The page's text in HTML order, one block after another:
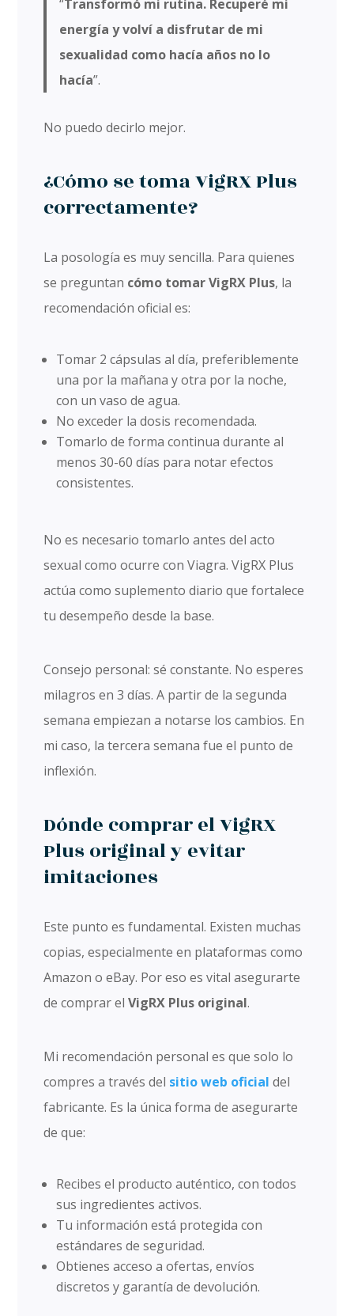
“Transformó mi rutina. Recuperé mi
energía y volví a disfrutar de mi
sexualidad como hacía años no lo
hacía”.
No puedo decirlo mejor.
¿Cómo se toma VigRX Plus
correctamente?
La posología es muy sencilla. Para quienes
se preguntan cómo tomar VigRX Plus, la
recomendación oficial es:
Tomar 2 cápsulas al día, preferiblemente
una por la mañana y otra por la noche,
con un vaso de agua.
No exceder la dosis recomendada.
Tomarlo de forma continua durante al
menos 30-60 días para notar efectos
consistentes.
No es necesario tomarlo antes del acto
sexual como ocurre con Viagra. VigRX Plus
actúa como suplemento diario que fortalece
tu desempeño desde la base.
Consejo personal: sé constante. No esperes
milagros en 3 días. A partir de la segunda
semana empiezan a notarse los cambios. En
mi caso, la tercera semana fue el punto de
inflexión.
Dónde comprar el VigRX
Plus original y evitar
imitaciones
Este punto es fundamental. Existen muchas
copias, especialmente en plataformas como
Amazon o eBay. Por eso es vital asegurarte
de comprar el VigRX Plus original.
Mi recomendación personal es que solo lo
compres a través del sitio web oficial del
fabricante. Es la única forma de asegurarte
de que:
Recibes el producto auténtico, con todos
sus ingredientes activos.
Tu información está protegida con
estándares de seguridad.
Obtienes acceso a ofertas, envíos
discretos y garantía de devolución.